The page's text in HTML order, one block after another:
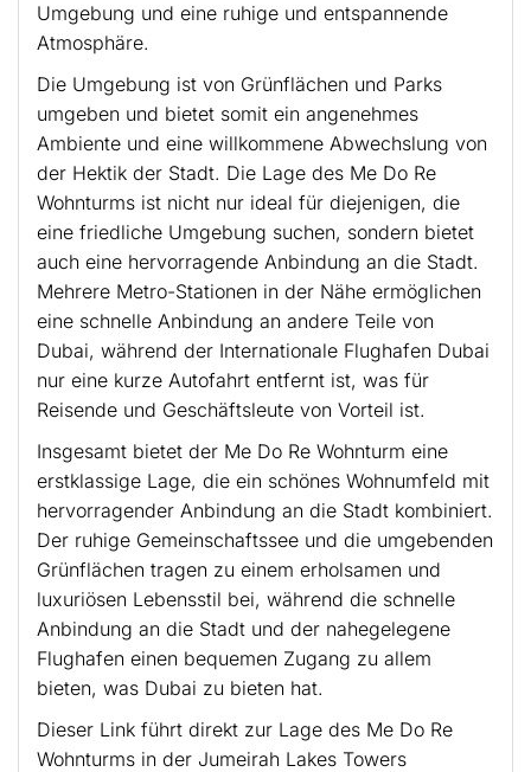
Umgebung und eine ruhige und entspannende
Atmosphäre.
Die Umgebung ist von Grünflächen und Parks
umgeben und bietet somit ein angenehmes
Ambiente und eine willkommene Abwechslung von
der Hektik der Stadt. Die Lage des Me Do Re
Wohnturms ist nicht nur ideal für diejenigen, die
eine friedliche Umgebung suchen, sondern bietet
auch eine hervorragende Anbindung an die Stadt.
Mehrere Metro-Stationen in der Nähe ermöglichen
eine schnelle Anbindung an andere Teile von
Dubai, während der Internationale Flughafen Dubai
nur eine kurze Autofahrt entfernt ist, was für
Reisende und Geschäftsleute von Vorteil ist.
Insgesamt bietet der Me Do Re Wohnturm eine
erstklassige Lage, die ein schönes Wohnumfeld mit
hervorragender Anbindung an die Stadt kombiniert.
Der ruhige Gemeinschaftssee und die umgebenden
Grünflächen tragen zu einem erholsamen und
luxuriösen Lebensstil bei, während die schnelle
Anbindung an die Stadt und der nahegelegene
Flughafen einen bequemen Zugang zu allem
bieten, was Dubai zu bieten hat.
Dieser Link führt direkt zur Lage des Me Do Re
Wohnturms in der Jumeirah Lakes Towers